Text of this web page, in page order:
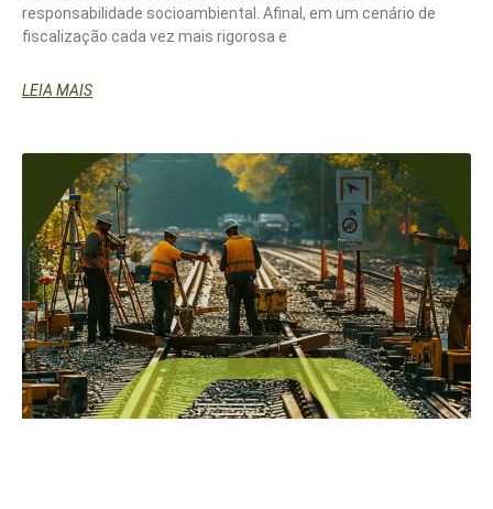
responsabilidade socioambiental. Afinal, em um cenário de
fiscalização cada vez mais rigorosa e
LEIA MAIS